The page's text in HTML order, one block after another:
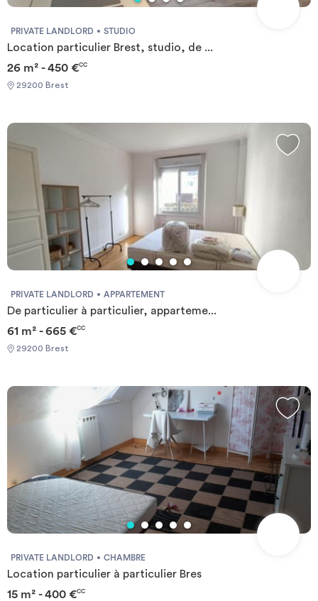
PRIVATE LANDLORD STUDIO
Location particulier Brest, studio, de ...
26 m² - 450 €CC
29200 Brest
PRIVATE LANDLORD APPARTEMENT
De particulier à particulier, apparteme...
61 m² - 665 €CC
29200 Brest
PRIVATE LANDLORD CHAMBRE
Location particulier à particulier Bres
15 m² - 400 €CC